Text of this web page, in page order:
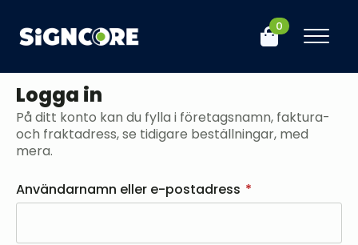
0
Logga in
På ditt konto kan du fylla i företagsnamn, faktura-
och fraktadress, se tidigare beställningar, med
mera.
Användarnamn eller e-postadress *